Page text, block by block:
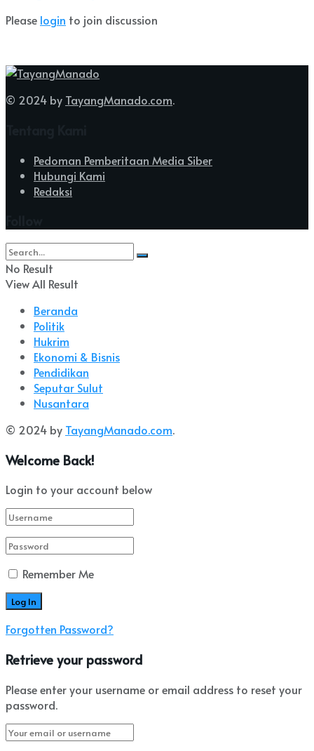
Please login to join discussion
© 2024 by TayangManado.com.
Pedoman Pemberitaan Media Siber
Hubungi Kami
Redaksi
No Result
View All Result
Beranda
Politik
Hukrim
Ekonomi & Bisnis
Pendidikan
Seputar Sulut
Nusantara
© 2024 by TayangManado.com.
Welcome Back!
Login to your account below
Remember Me
Forgotten Password?
Retrieve your password
Please enter your username or email address to reset your
password.